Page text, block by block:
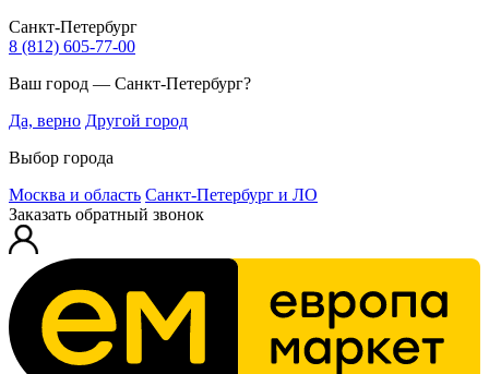
Санкт-Петербург
8 (812) 605-77-00
Ваш город — Санкт-Петербург?
Да, верно Другой город
Выбор города
Москва и область Санкт-Петербург и ЛО
Заказать обратный звонок